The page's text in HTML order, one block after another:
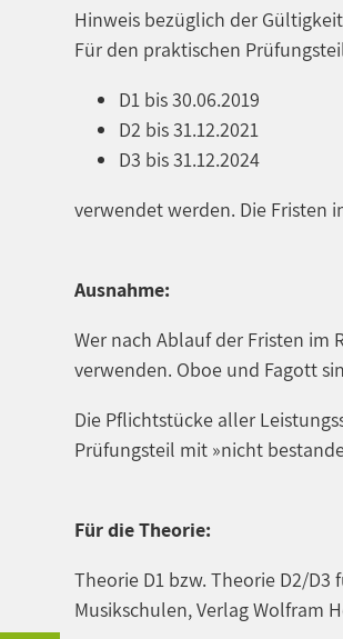
Hinweis bezüglich der
Für den praktischen
D1 bis 30.06.2019
D2 bis 31.12.2021
D3 bis 31.12.2024
verwendet werden. Die Fristen
Ausnahme:
Wer nach Ablauf der Fristen im
verwenden. Oboe und Fagott
Die Pflichtstücke aller
Prüfungsteil mit »nicht
Für die Theorie:
Theorie D1 bzw. Theorie D2/
Musikschulen, Verlag Wolfram